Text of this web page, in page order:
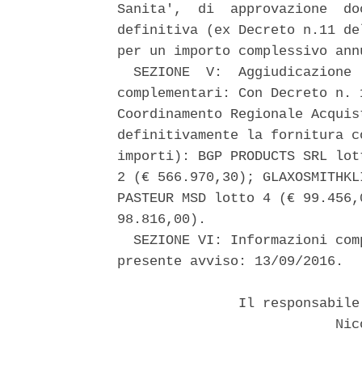
Sanita',  di  approvazione
definitiva (ex Decreto n.11
per un importo complessivo
SEZIONE  V:  Aggiudicazione
complementari: Con Decreto
Coordinamento Regionale
definitivamente la fornitura
importi): BGP PRODUCTS SRL
2 (€ 566.970,30);
PASTEUR MSD lotto 4 (€
98.816,00).
SEZIONE VI: Informazioni
presente avviso: 13/09/2016.
Il